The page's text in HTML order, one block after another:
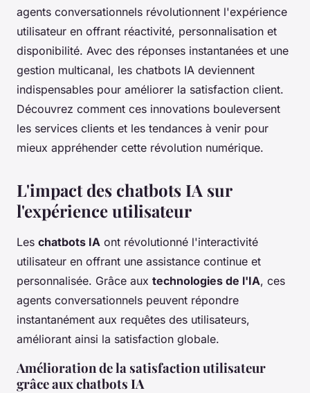
agents conversationnels révolutionnent l'expérience
utilisateur en offrant réactivité, personnalisation et
disponibilité. Avec des réponses instantanées et une
gestion multicanal, les chatbots IA deviennent
indispensables pour améliorer la satisfaction client.
Découvrez comment ces innovations bouleversent
les services clients et les tendances à venir pour
mieux appréhender cette révolution numérique.
L'impact des chatbots IA sur
l'expérience utilisateur
Les chatbots IA ont révolutionné l'interactivité
utilisateur en offrant une assistance continue et
personnalisée. Grâce aux technologies de l'IA, ces
agents conversationnels peuvent répondre
instantanément aux requêtes des utilisateurs,
améliorant ainsi la satisfaction globale.
Amélioration de la satisfaction utilisateur
grâce aux chatbots IA